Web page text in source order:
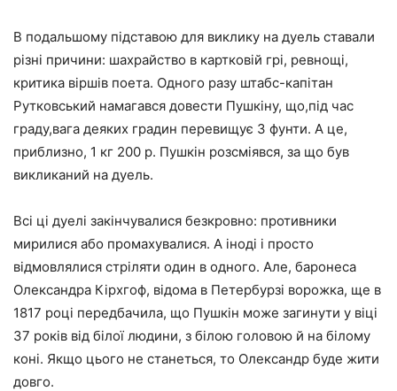
В подальшому підставою для виклику на дуель ставали
різні причини: шахрайство в картковій грі, ревнощі,
критика віршів поета. Одного разу штабс-капітан
Рутковський намагався довести Пушкіну, що,під час
граду,вага деяких градин перевищує 3 фунти. А це,
приблизно, 1 кг 200 р. Пушкін розсміявся, за що був
викликаний на дуель.
Всі ці дуелі закінчувалися безкровно: противники
мирилися або промахувалися. А іноді і просто
відмовлялися стріляти один в одного. Але, баронеса
Олександра Кірхгоф, відома в Петербурзі ворожка, ще в
1817 році передбачила, що Пушкін може загинути у віці
37 років від білої людини, з білою головою й на білому
коні. Якщо цього не станеться, то Олександр буде жити
довго.